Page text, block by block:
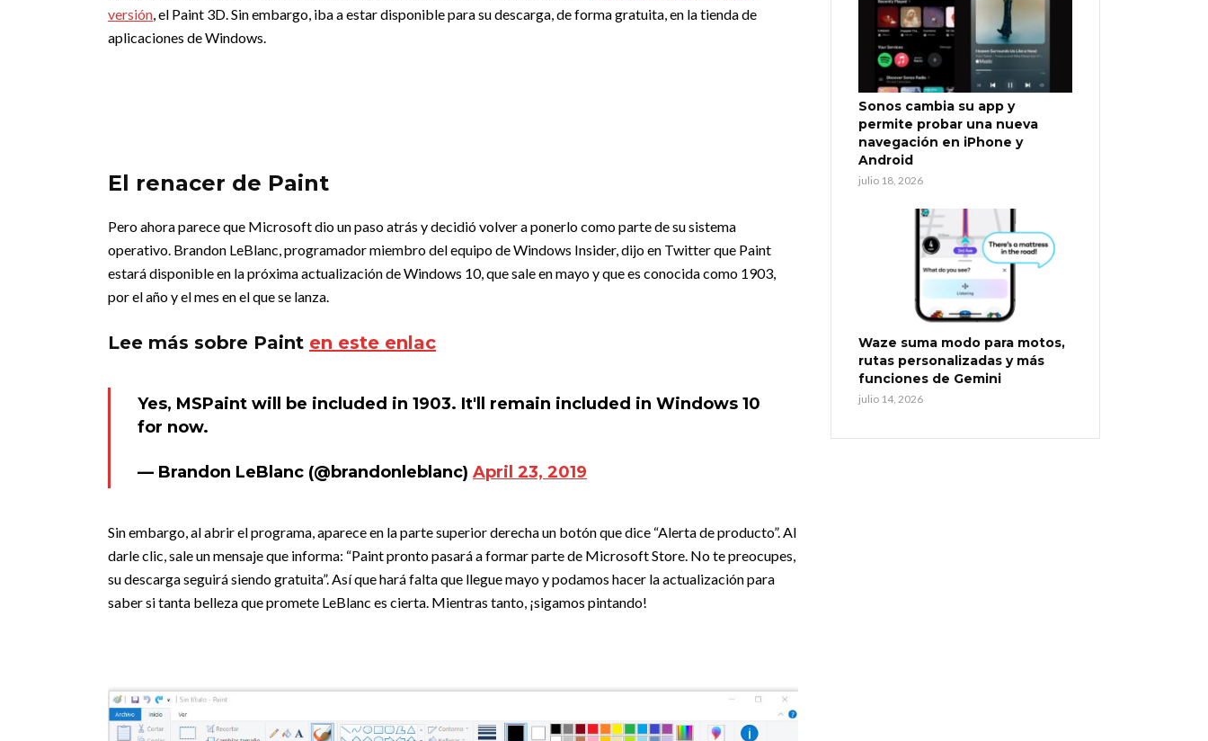
versión, el Paint 3D. Sin embargo, iba a estar disponible para su descarga, de forma gratuita, en la tienda de
aplicaciones de Windows.
El renacer de Paint
Pero ahora parece que Microsoft dio un paso atrás y decidió volver a ponerlo como parte de su sistema
operativo. Brandon LeBlanc, programador miembro del equipo de Windows Insider, dijo en Twitter que Paint
estará disponible en la próxima actualización de Windows 10, que sale en mayo y que es conocida como 1903,
por el año y el mes en el que se lanza.
Lee más sobre Paint en este enlac
Yes, MSPaint will be included in 1903. It'll remain included in Windows 10
for now.
— Brandon LeBlanc (@brandonleblanc) April 23, 2019
Sin embargo, al abrir el programa, aparece en la parte superior derecha un botón que dice “Alerta de producto”. Al
darle clic, sale un mensaje que informa: “Paint pronto pasará a formar parte de Microsoft Store. No te preocupes,
su descarga seguirá siendo gratuita”. Así que hará falta que llegue mayo y podamos hacer la actualización para
saber si tanta belleza que promete LeBlanc es cierta. Mientras tanto, ¡sigamos pintando!
Sonos cambia su app y
permite probar una nueva
navegación en iPhone y
Android
julio 18, 2026
Waze suma modo para motos,
rutas personalizadas y más
funciones de Gemini
julio 14, 2026